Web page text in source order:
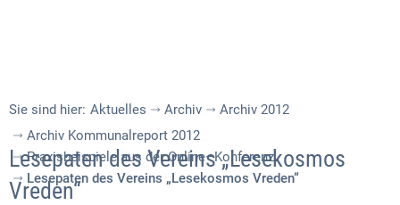
Sie sind hier: Aktuelles Archiv
Archiv 2012
Archiv Kommunalreport 2012
Praxisbeispiele aus der Online–Konferenz
Lesepaten des Vereins „Lesekosmos Vreden“
Lesepaten
des
Lesepaten des Vereins „Lesekosmos
Vreden“